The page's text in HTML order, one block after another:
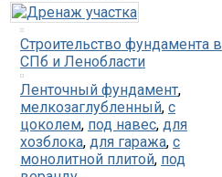
Строительство фундамента в
СПб и Ленобласти
Ленточный фундамент,
мелкозаглубленный, с
цоколем, под навес, для
хозблока, для гаража, с
монолитной плитой, под